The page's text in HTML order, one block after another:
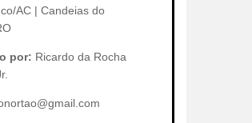
AC | Candeias do
por: Ricardo da Rocha